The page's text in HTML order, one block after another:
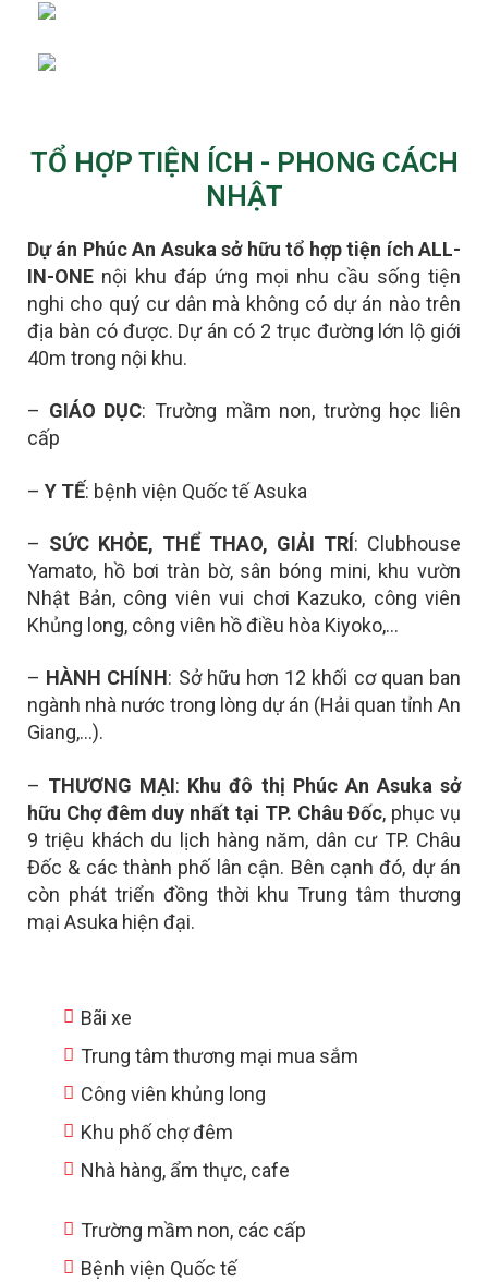
TỔ HỢP TIỆN ÍCH - PHONG CÁCH
NHẬT
Dự án Phúc An Asuka sở hữu tổ hợp tiện ích ALL-
IN-ONE nội khu đáp ứng mọi nhu cầu sống tiện
nghi cho quý cư dân mà không có dự án nào trên
địa bàn có được. Dự án có 2 trục đường lớn lộ giới
40m trong nội khu.
– GIÁO DỤC: Trường mầm non, trường học liên
cấp
– Y TẾ: bệnh viện Quốc tế Asuka
– SỨC KHỎE, THỂ THAO, GIẢI TRÍ: Clubhouse
Yamato, hồ bơi tràn bờ, sân bóng mini, khu vườn
Nhật Bản, công viên vui chơi Kazuko, công viên
Khủng long, công viên hồ điều hòa Kiyoko,…
– HÀNH CHÍNH: Sở hữu hơn 12 khối cơ quan ban
ngành nhà nước trong lòng dự án (Hải quan tỉnh An
Giang,…).
– THƯƠNG MẠI: Khu đô thị Phúc An Asuka sở
hữu Chợ đêm duy nhất tại TP. Châu Đốc, phục vụ
9 triệu khách du lịch hàng năm, dân cư TP. Châu
Đốc & các thành phố lân cận. Bên cạnh đó, dự án
còn phát triển đồng thời khu Trung tâm thương
mại Asuka hiện đại.
Bãi xe
Trung tâm thương mại mua sắm
Công viên khủng long
Khu phố chợ đêm
Nhà hàng, ẩm thực, cafe
Trường mầm non, các cấp
Bệnh viện Quốc tế